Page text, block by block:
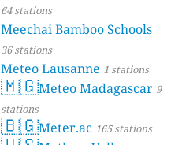
64 stations
Meechai Bamboo Schools
36 stations
Meteo Lausanne 1 stations
🇲🇬Meteo Madagascar 9
stations
🇧🇬Meter.ac 165 stations